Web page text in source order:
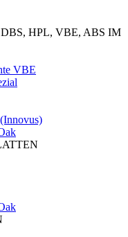
HPL, VBE, ABS IM
VBE